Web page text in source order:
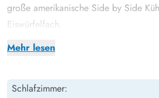
Mehr lesen
große amerikanische Side by Side
Eiswürfelfach.
Die 67 m2 verteilen sich auf den
Dachboden mit 2 Einzelbetten. Durch
Schlafzimmer: